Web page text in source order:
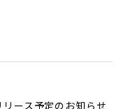
リース予定のお知らせ